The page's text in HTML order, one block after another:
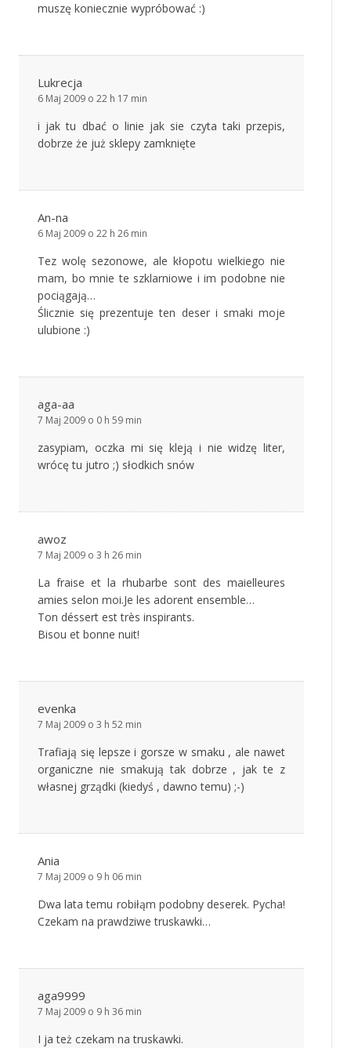
muszę koniecznie wypróbować :)
Lukrecja
6 Maj 2009 o 22 h 17 min
i jak tu dbać o linie jak sie czyta taki przepis,
dobrze że już sklepy zamknięte
An-na
6 Maj 2009 o 22 h 26 min
Tez wolę sezonowe, ale kłopotu wielkiego nie
mam, bo mnie te szklarniowe i im podobne nie
pociągają…
Ślicznie się prezentuje ten deser i smaki moje
ulubione :)
aga-aa
7 Maj 2009 o 0 h 59 min
zasypiam, oczka mi się kleją i nie widzę liter,
wrócę tu jutro ;) słodkich snów
awoz
7 Maj 2009 o 3 h 26 min
La fraise et la rhubarbe sont des maielleures
amies selon moi.Je les adorent ensemble…
Ton déssert est très inspirants.
Bisou et bonne nuit!
evenka
7 Maj 2009 o 3 h 52 min
Trafiają się lepsze i gorsze w smaku , ale nawet
organiczne nie smakują tak dobrze , jak te z
własnej grządki (kiedyś , dawno temu) ;-)
Ania
7 Maj 2009 o 9 h 06 min
Dwa lata temu robiłąm podobny deserek. Pycha!
Czekam na prawdziwe truskawki…
aga9999
7 Maj 2009 o 9 h 36 min
I ja też czekam na truskawki.